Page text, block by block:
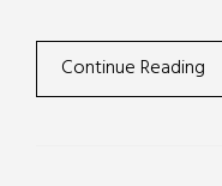
Continue Reading